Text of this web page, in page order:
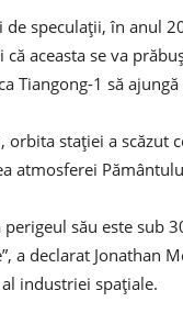
de speculații, în anul
că aceasta se va
Tiangong-1 să
orbita stației a scăzut
atmosferei
perigeul său este sub
a declarat Jonathan
industriei spațiale.